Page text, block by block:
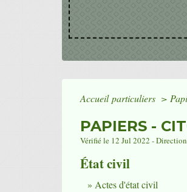
Accueil particuliers >
PAPIERS -
Vérifié le 12 Jul 2022 -
État civil
Actes d'état civil